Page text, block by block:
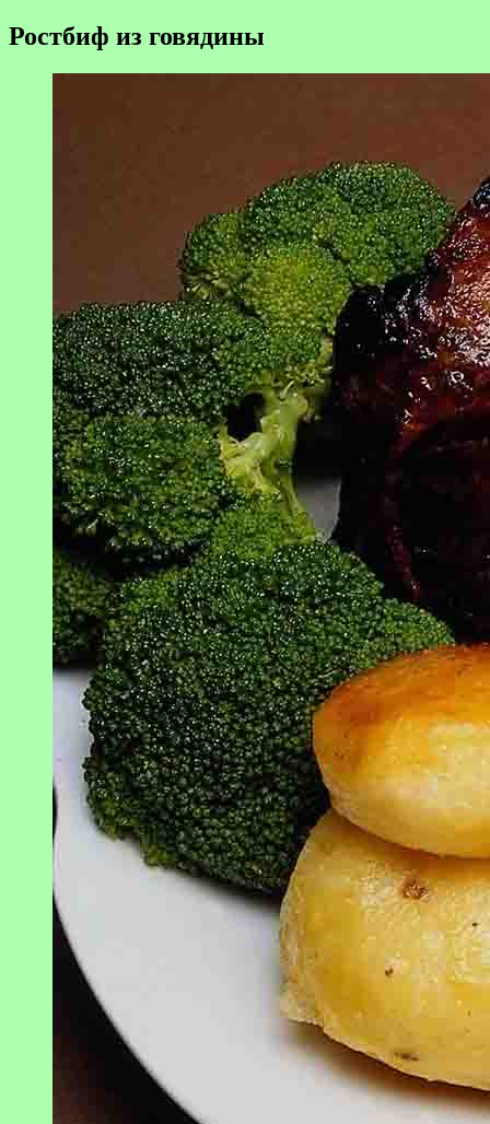
Ростбиф из говядины